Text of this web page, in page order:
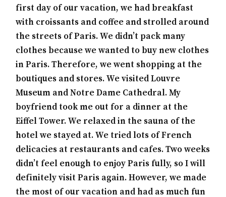
first day of our vacation, we had breakfast
with croissants and coffee and strolled around
the streets of Paris. We didn’t pack many
clothes because we wanted to buy new clothes
in Paris. Therefore, we went shopping at the
boutiques and stores. We visited Louvre
Museum and Notre Dame Cathedral. My
boyfriend took me out for a dinner at the
Eiffel Tower. We relaxed in the sauna of the
hotel we stayed at. We tried lots of French
delicacies at restaurants and cafes. Two weeks
didn’t feel enough to enjoy Paris fully, so I will
definitely visit Paris again. However, we made
the most of our vacation and had as much fun